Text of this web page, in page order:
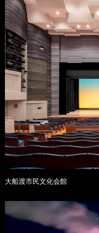
大船渡市民文化会館